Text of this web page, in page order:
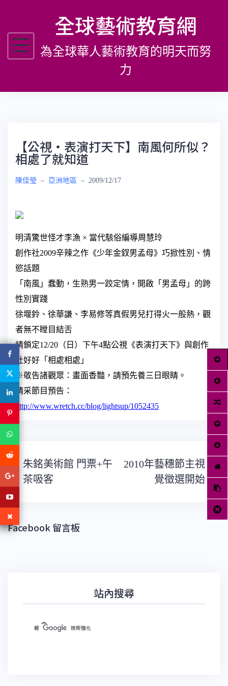
主
全球藝術教育網
為全球華人藝術教育的明天而努
力
【公視‧表演打天下】南風何所似？
相處了就知道
陳佳瑩 – 亞洲地區 – 2009/12/17
明清驚世怪才李漁 × 當代駭俗編導周慧玲
創作社2009辛辣之作《少年金釵男孟母》巧掀性別、情
慾話題
「南風」蠢動，生熟男一跤定情，開啟「男孟母」的跨
性別實踐
徐堰鈴、徐華謙、李易修等真假男兒打得火一般熱，觀
者無不瞠目結舌
請鎖定12/20 （日）下午4點公視《表演打天下》與創作
社好好「相處相處」
※敬告諸觀眾：畫面香豔，請預先養三日眼睛。
精采節目預告：
http://www.wretch.cc/blog/lightsup/1052435
文
章
導
朱銘美術館 門票+午
茶吸客
2010年藝穗節主視
覺徵選開始
Facebook 留言板
站內搜尋